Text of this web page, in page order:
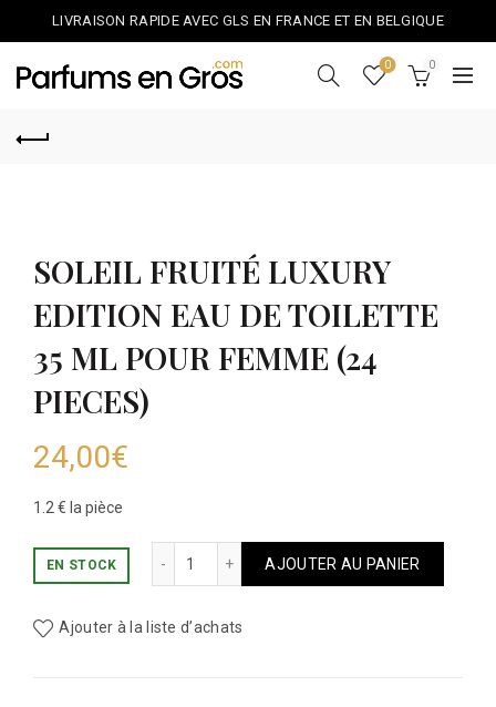
LIVRAISON RAPIDE AVEC GLS EN FRANCE ET EN BELGIQUE
0 0
SOLEIL FRUITÉ LUXURY
EDITION EAU DE TOILETTE
35 ML POUR FEMME (24
PIECES)
24,00€
1.2 € la pièce
EN STOCK AJOUTER AU PANIER
Ajouter à la liste d’achats